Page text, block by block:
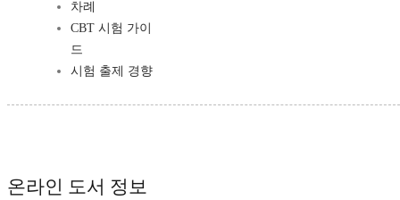
차례
CBT 시험 가이
드
시험 출제 경향
온라인 도서 정보